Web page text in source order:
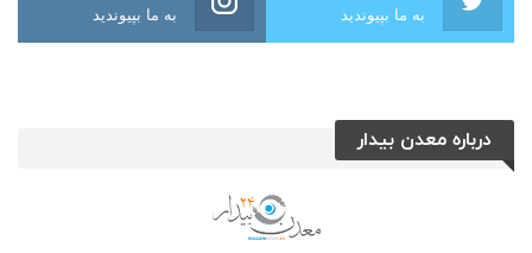
به ما بپیوندید به ما بپیوندید
درباره معدن بیدار